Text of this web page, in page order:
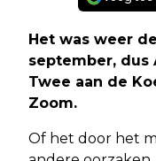
Het was weer
september, dus
Twee aan de
Zoom.
Of het door het